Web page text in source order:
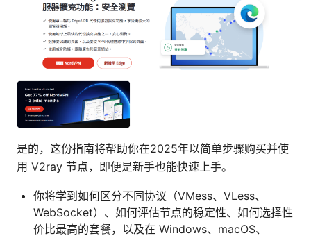
是的，这份指南将帮助你在2025年以简单步骤购买并使
用 V2ray 节点，即便是新手也能快速上手。
你将学到如何区分不同协议（VMess、VLess、
WebSocket）、如何评估节点的稳定性、如何选择性
价比最高的套餐，以及在 Windows、macOS、